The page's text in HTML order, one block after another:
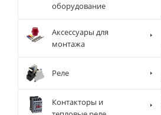
оборудование
Аксессуары для
монтажа
Реле
Контакторы и